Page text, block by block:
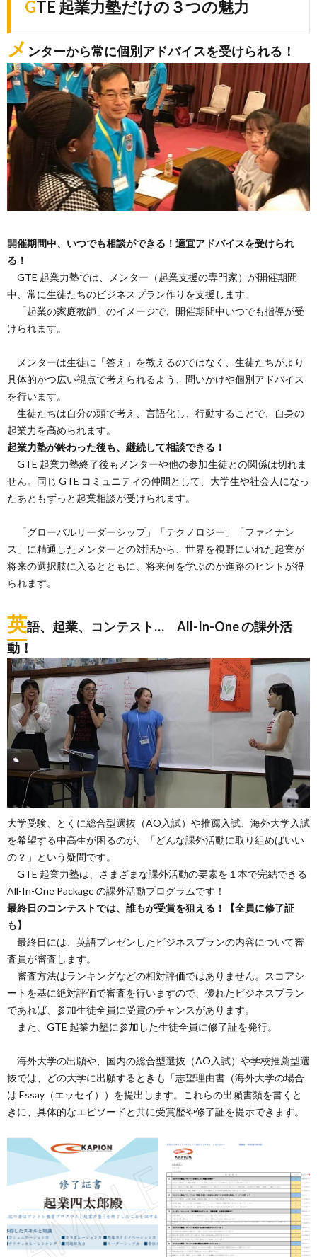
GTE 起業力塾だけの３つの魅力
メ ンターから常に個別アドバイスを受けられる！
開催期間中、いつでも相談ができる！適宜アドバイスを受けられ
る！
GTE 起業力塾では、メンター（起業支援の専門家）が開催期間
中、常に生徒たちのビジネスプラン作りを支援します。
「起業の家庭教師」のイメージで、開催期間中いつでも指導が受
けられます。
メンターは生徒に「答え」を教えるのではなく、生徒たちがより
具体的かつ広い視点で考えられるよう、問いかけや個別アドバイス
を行います。
生徒たちは自分の頭で考え、言語化し、行動することで、自身の
起業力を高められます。
起業力塾が終わった後も、継続して相談できる！
GTE 起業力塾終了後もメンターや他の参加生徒との関係は切れま
せん。同じ GTE コミュニティの仲間として、大学生や社会人になっ
たあともずっと起業相談が受けられます。
「グローバルリーダーシップ」「テクノロジー」「ファイナン
ス」に精通したメンターとの対話から、世界を視野にいれた起業が
将来の選択肢に入るとともに、将来何を学ぶのか進路のヒントが得
られます。
英語、起業、コンテスト… All-In-One の課外活
動！
大学受験、とくに総合型選抜（AO入試）や推薦入試、海外大学入試
を希望する中高生が困るのが、「どんな課外活動に取り組めばいい
の？」という疑問です。
GTE 起業力塾は、さまざまな課外活動の要素を１本で完結できる
All-In-One Package の課外活動プログラムです！
最終日のコンテストでは、誰もが受賞を狙える！【全員に修了証
も】
最終日には、英語プレゼンしたビジネスプランの内容について審
査員が審査します。
審査方法はランキングなどの相対評価ではありません。スコアシ
ートを基に絶対評価で審査を行いますので、優れたビジネスプラン
であれば、参加生徒全員に受賞のチャンスがあります。
また、GTE 起業力塾に参加した生徒全員に修了証を発行。
海外大学の出願や、国内の総合型選抜（AO入試）や学校推薦型選
抜では、どの大学に出願するときも「志望理由書（海外大学の場合
は Essay（エッセイ））を提出します。これらの出願書類を書くと
きに、具体的なエピソードと共に受賞歴や修了証を提示できます。